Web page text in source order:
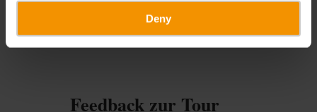
Deny
Anreise planen
Feedback zur Tour